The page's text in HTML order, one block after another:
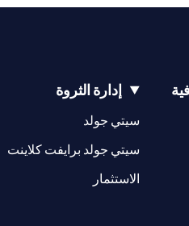
إدارة الثروة
سيتي جولد
سيتي جولد برايفت كلاينت
الاستثمار